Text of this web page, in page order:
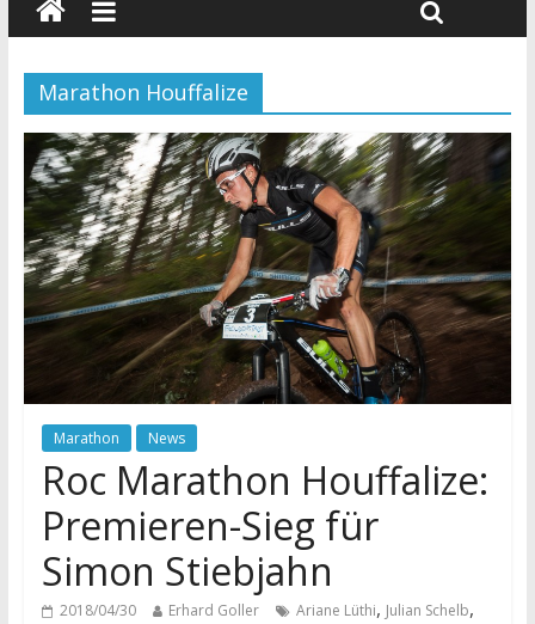
Marathon Houffalize
Marathon News
Roc Marathon Houffalize:
Premieren-Sieg für
Simon Stiebjahn
2018/04/30 Erhard Goller Ariane Lüthi, Julian Schelb,